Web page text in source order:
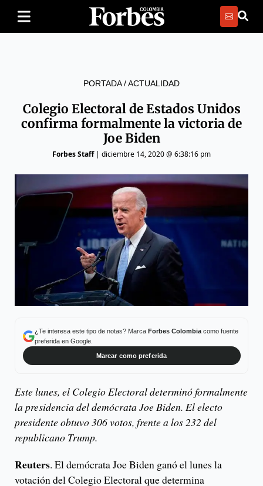
PORTADA/ACTUALIDAD
Colegio Electoral de Estados Unidos
confirma formalmente la victoria de
Joe Biden
Forbes Staff| diciembre 14, 2020 @ 6:38:16 pm
¿Te interesa este tipo de notas? Marca Forbes Colombiacomo fuente
preferida en Google.
Marcar como preferida
Este lunes, el Colegio Electoral determinó formalmente
la presidencia del demócrata Joe Biden. El electo
presidente obtuvo 306 votos, frente a los 232 del
republicano Trump.
Reuters. El demócrata Joe Biden ganó el lunes la
votación del Colegio Electoral que determina